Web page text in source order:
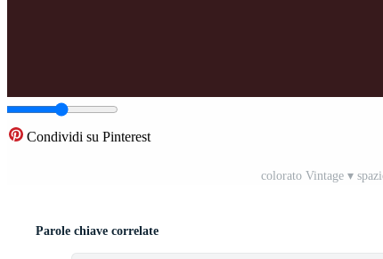
Condividi su Pinterest
colorato Vintage ▾
Parole chiave correlate